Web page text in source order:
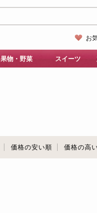
お
果物・野菜 スイーツ
価格の安い順 価格の高